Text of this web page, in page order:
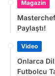
Magazin
Paylaştı!
Video
Onlarca
Futbolcu